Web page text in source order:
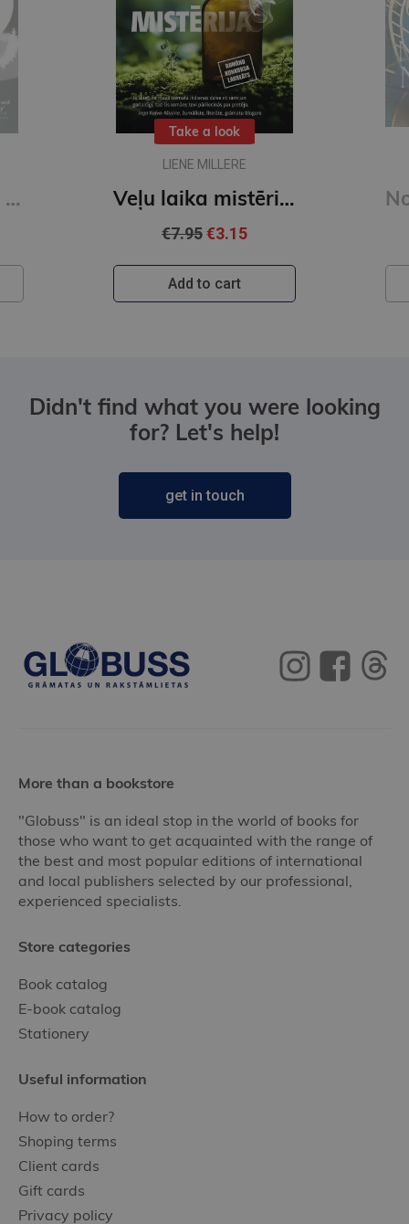
Veļu laika mistērija. Vakara romāns
DENS BRAUNS
Noslēpumu noslēpums
€35.95
Add to cart
Didn't find what you were looking
for? Let's help!
get in touch
More than a bookstore
"Globuss" is an ideal stop in the world of books for
those who want to get acquainted with the range of
the best and most popular editions of international
and local publishers selected by our professional,
experienced specialists.
Store categories
Book catalog
E-book catalog
Stationery
Useful information
How to order?
Shoping terms
Client cards
Gift cards
Privacy policy